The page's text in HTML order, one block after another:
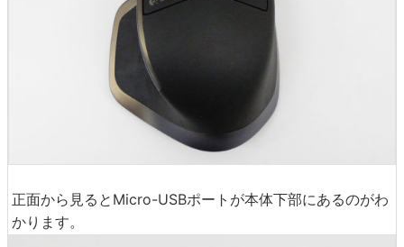
正面から見るとMicro-USBポートが本体下部にあるのがわ
かります。